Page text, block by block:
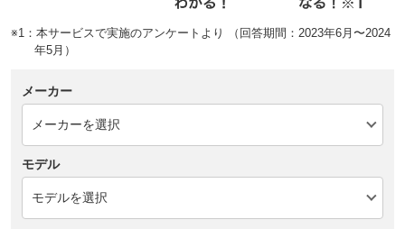
※1：本サービスで実施のアンケートより （回答期間：2023年6月〜2024
年5月）
メーカー
モデル